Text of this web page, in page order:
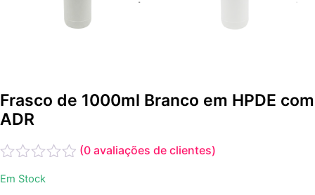
Frasco de 1000ml Branco em HPDE com
ADR
0
(0 avaliações de clientes)
Em Stock